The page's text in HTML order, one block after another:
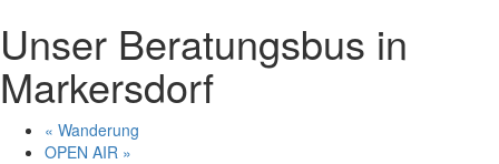
Unser Beratungsbus in
Markersdorf
« Wanderung
OPEN AIR »